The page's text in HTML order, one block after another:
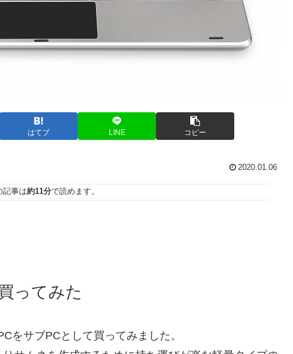
はてブ LINE コピー
2020.01.06
記事は約11分で読めます。
ってみた
をサブPCとして買ってみました。